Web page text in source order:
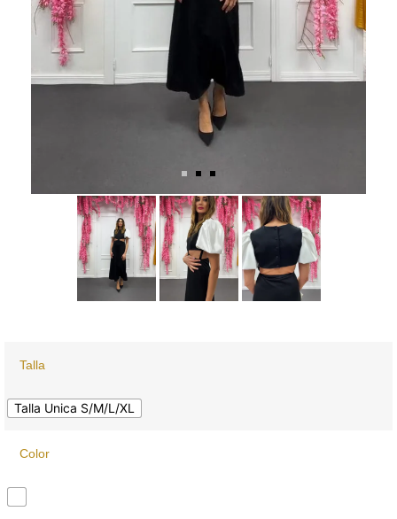
Talla
Talla Unica S/M/L/XL
Color